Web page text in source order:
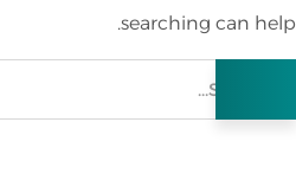
searching can help.